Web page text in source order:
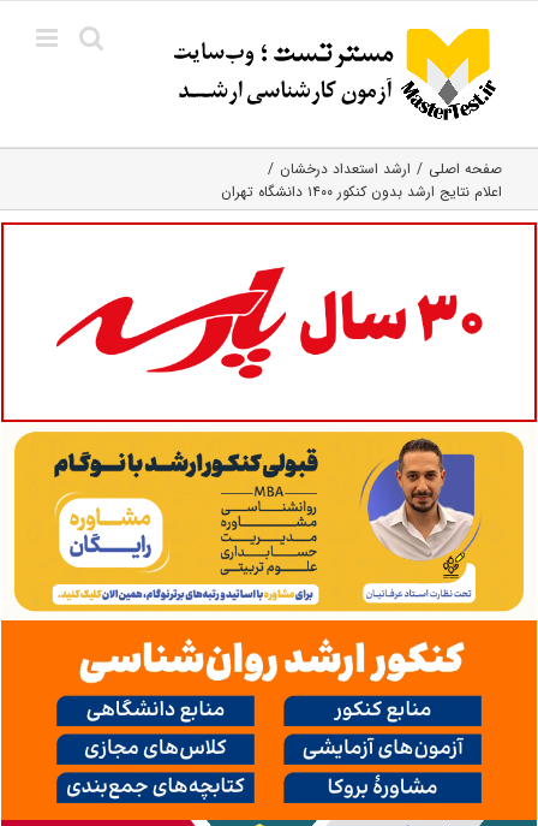
content
صفحه اصلی
ارشد استعداد درخشان
اعلام نتایج ارشد بدون کنکور ۱۴۰۰ دانشگاه تهران